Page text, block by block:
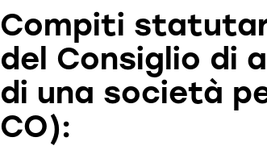
Compiti
del Consiglio di
di una società
CO):